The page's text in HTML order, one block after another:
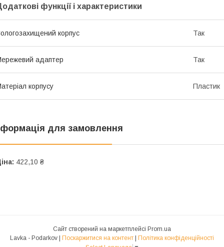
функції і характеристики
корпус Так
адаптер Так
корпусу Пластик
для замовлення
422,10 ₴
Сайт створений на маркетплейсі Prom.ua
Lavka - Podarkov | Поскаржитися на контент | Політика конфіденційності